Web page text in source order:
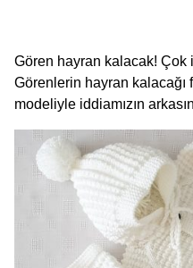
Gören hayran kalacak! Çok
Görenlerin hayran kalacağı
modeliyle iddiamızın